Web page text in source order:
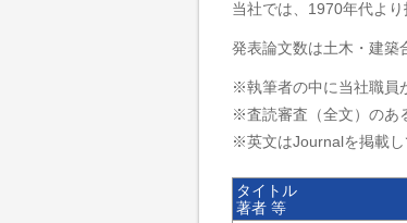
当社では、1970年代よ
発表論文数は土木・建築
※執筆者の中に当社職員
※査読審査（全文）のあ
※英文はJournalを掲載し
タイトル
著者 等